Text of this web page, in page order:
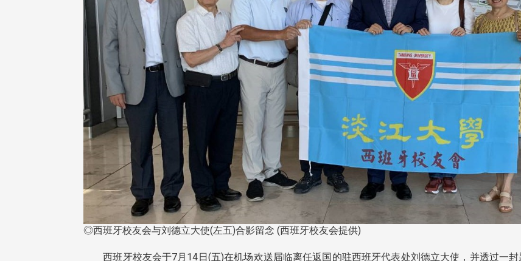
◎西班牙校友会与刘德立大使(左五)合影留念 (西班牙校友会提供)
西班牙校友会于7月14日(五)在机场欢送届临离任返国的驻西班牙代表处刘德立大使，并透过一